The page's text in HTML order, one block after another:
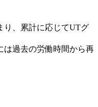
り、累計に応じてUTグ
は過去の労働時間から再